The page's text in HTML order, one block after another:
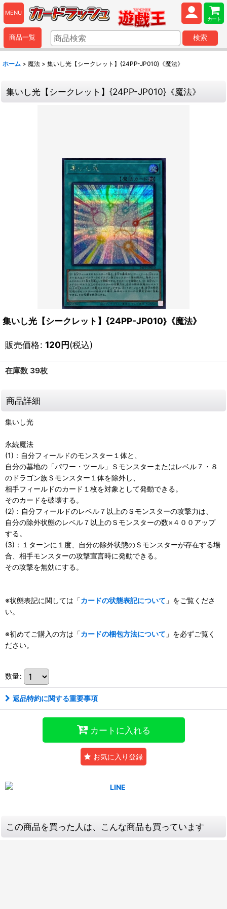
MENU
カート
商品一覧 検索
ホーム > 魔法 > 集いし光【シークレット】{24PP-JP010}《魔法》
集いし光【シークレット】{24PP-JP010}《魔法》
集いし光【シークレット】{24PP-JP010}《魔法》
販売価格: 120円(税込)
在庫数 39枚
商品詳細
集いし光
永続魔法
(1)：自分フィールドのモンスター１体と、
自分の墓地の「パワー・ツール」Ｓモンスターまたはレベル７・８
のドラゴン族Ｓモンスター１体を除外し、
相手フィールドのカード１枚を対象として発動できる。
そのカードを破壊する。
(2)：自分フィールドのレベル７以上のＳモンスターの攻撃力は、
自分の除外状態のレベル７以上のＳモンスターの数×４００アップ
する。
(3)：１ターンに１度、自分の除外状態のＳモンスターが存在する場
合、相手モンスターの攻撃宣言時に発動できる。
その攻撃を無効にする。
※状態表記に関しては「カードの状態表記について 」をご覧くださ
い。
※初めてご購入の方は「カードの梱包方法について 」を必ずご覧く
ださい。
数量:
返品特約に関する重要事項
カートに入れる
お気に入り登録
この商品を買った人は、こんな商品も買っています